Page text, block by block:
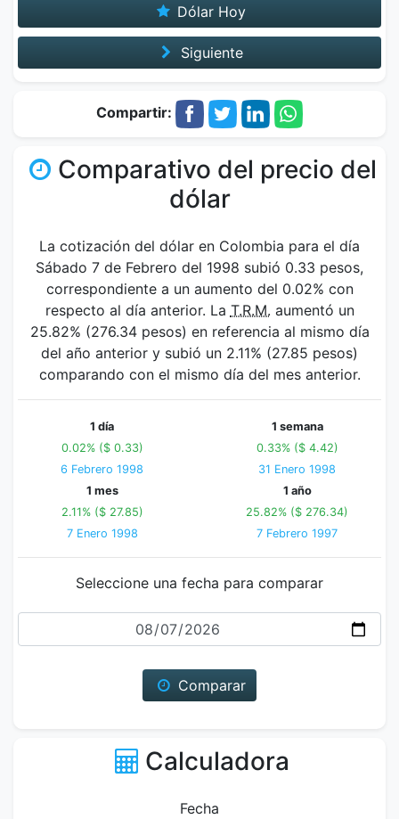
Dólar Hoy
Siguiente
Compartir:
Comparativo del precio del
dólar
La cotización del dólar en Colombia para el día
Sábado 7 de Febrero del 1998 subió 0.33 pesos,
correspondiente a un aumento del 0.02% con
respecto al día anterior. La T.R.M. aumentó un
25.82% (276.34 pesos) en referencia al mismo día
del año anterior y subió un 2.11% (27.85 pesos)
comparando con el mismo día del mes anterior.
1 día
0.02% ($ 0.33)
6 Febrero 1998
1 semana
0.33% ($ 4.42)
31 Enero 1998
1 mes
2.11% ($ 27.85)
7 Enero 1998
1 año
25.82% ($ 276.34)
7 Febrero 1997
Seleccione una fecha para comparar
Fecha
Comparar
Calculadora
Fecha